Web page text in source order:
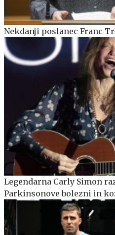
Nekdanji poslanec Franc
Legendarna Carly Simon
Parkinsonove bolezni in